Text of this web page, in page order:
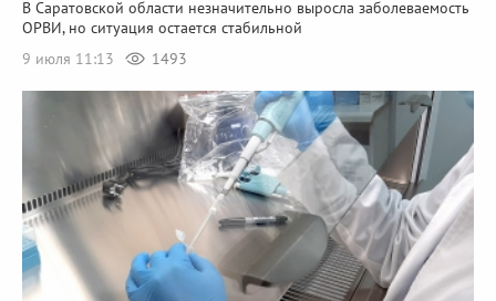
В Саратовской области незначительно выросла заболеваемость
ОРВИ, но ситуация остается стабильной
9 июля 11:13
1493